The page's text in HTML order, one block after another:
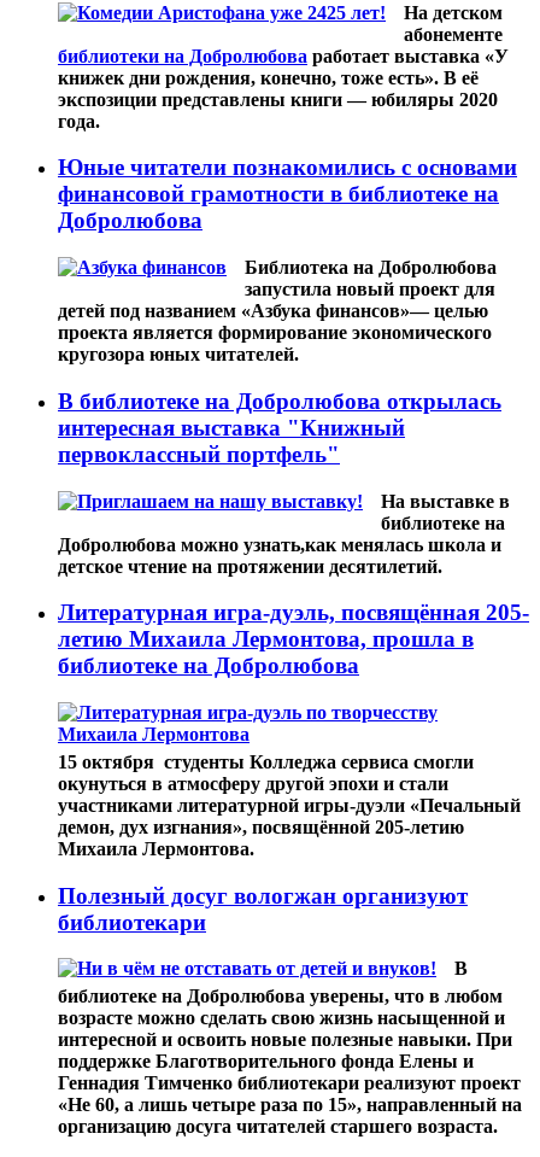
На детском
абонементе
библиотеки на Добролюбова работает выставка «У
книжек дни рождения, конечно, тоже есть». В её
экспозиции представлены книги — юбиляры 2020
года.
Юные читатели познакомились с основами
финансовой грамотности в библиотеке на
Добролюбова
Библиотека на Добролюбова
запустила новый проект для
детей под названием «Азбука финансов»— целью
проекта является формирование экономического
кругозора юных читателей.
В библиотеке на Добролюбова открылась
интересная выставка "Книжный
первоклассный портфель"
На выставке в
библиотеке на
Добролюбова можно узнать,как менялась школа и
детское чтение на протяжении десятилетий.
Литературная игра-дуэль, посвящённая 205-
летию Михаила Лермонтова, прошла в
библиотеке на Добролюбова
15 октября студенты Колледжа сервиса смогли
окунуться в атмосферу другой эпохи и стали
участниками литературной игры-дуэли «Печальный
демон, дух изгнания», посвящённой 205-летию
Михаила Лермонтова.
Полезный досуг вологжан организуют
библиотекари
В
библиотеке на Добролюбова уверены, что в любом
возрасте можно сделать свою жизнь насыщенной и
интересной и освоить новые полезные навыки. При
поддержке Благотворительного фонда Елены и
Геннадия Тимченко библиотекари реализуют проект
«Не 60, а лишь четыре раза по 15», направленный на
организацию досуга читателей старшего возраста.